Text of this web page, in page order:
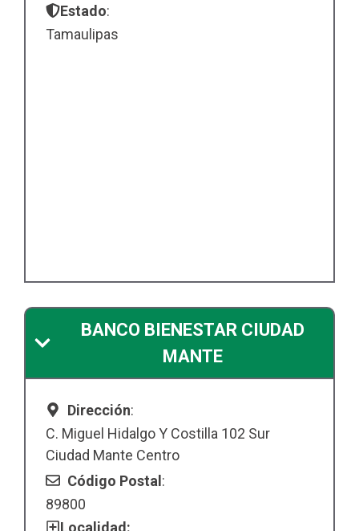
Estado:
Tamaulipas
BANCO BIENESTAR CIUDAD
MANTE
Dirección:
C. Miguel Hidalgo Y Costilla 102 Sur
Ciudad Mante Centro
Código Postal:
89800
Localidad: